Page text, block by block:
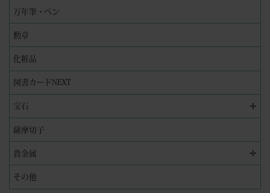
万年筆・ペン
勲章
化粧品
図書カードNEXT
宝石 ✛
薩摩切子
貴金属 ✛
その他